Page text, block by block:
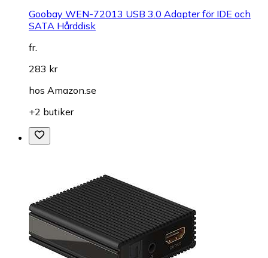
Goobay WEN-72013 USB 3.0 Adapter för IDE och
SATA Hårddisk
fr.
283 kr
hos Amazon.se
+2 butiker